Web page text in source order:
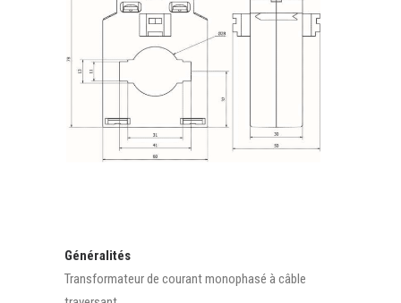
Généralités
Transformateur de courant monophasé à câble